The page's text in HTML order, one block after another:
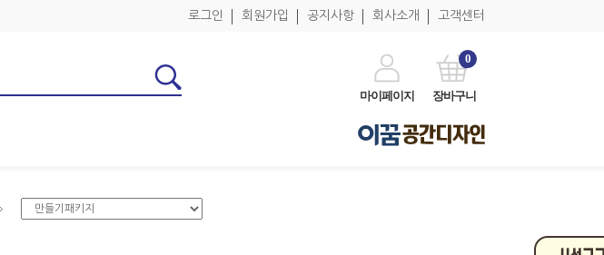
로그인 회원가입 공지사항 회사소개 고객센터
마이페이지
0
장바구니